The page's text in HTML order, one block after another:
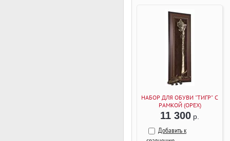
НАБОР ДЛЯ ОБУВИ "ТИГР" С
РАМКОЙ (ОРЕХ)
11 300 р.
Добавить к